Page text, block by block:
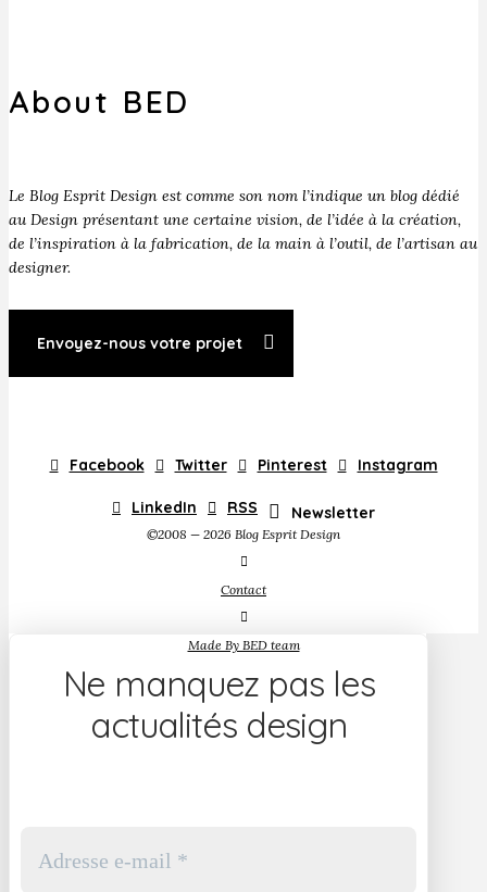
About BED
Le Blog Esprit Design est comme son nom l’indique un blog dédié
au Design présentant une certaine vision, de l’idée à la création,
de l’inspiration à la fabrication, de la main à l’outil, de l’artisan au
designer.
Envoyez-nous votre projet
Facebook Twitter Pinterest Instagram
LinkedIn RSS Newsletter
©2008 — 2026 Blog Esprit Design
Contact
Made By BED team
Ne manquez pas les
actualités design